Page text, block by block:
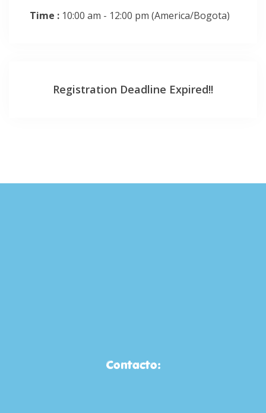
Time : 10:00 am - 12:00 pm (America/Bogota)
Registration Deadline Expired!!
Contacto: